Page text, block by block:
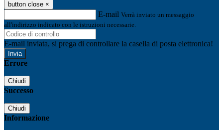
button close ×
E-mail Verrà inviato un messaggio
all'indirizzo indicato con le istruzioni necessarie.
E-mail inviata, si prega di controllare la casella di posta elettronica!
Errore
Chiudi
Successo
Chiudi
Informazione